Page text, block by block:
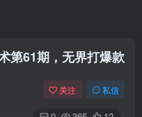
第61期，无界打爆款
关注 私信